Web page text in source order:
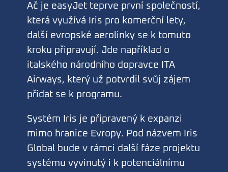
Ač je easyJet teprve první společností,
která využívá Iris pro komerční lety,
další evropské aerolinky se k tomuto
kroku připravují. Jde například o
italského národního dopravce ITA
Airways, který už potvrdil svůj zájem
přidat se k programu.
Systém Iris je připravený k expanzi
mimo hranice Evropy. Pod názvem Iris
Global bude v rámci další fáze projektu
systému vyvinutý i k potenciálnímu